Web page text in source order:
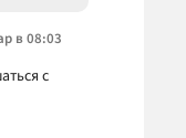
в 08:03
с